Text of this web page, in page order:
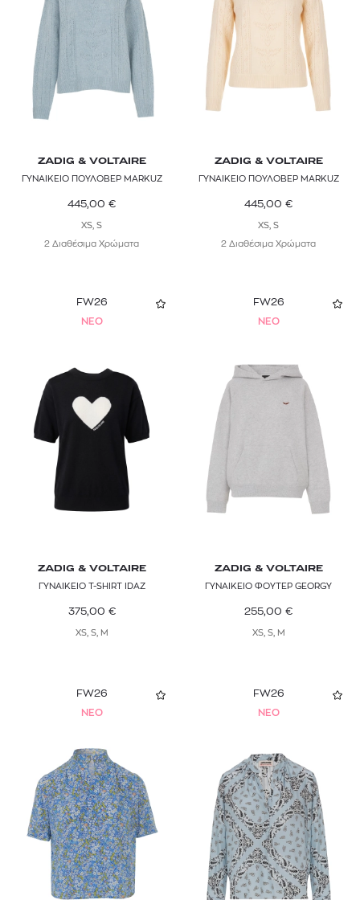
ZADIG & VOLTAIRE
ΓΥΝΑΙΚΕΙΟ ΠΟΥΛΟΒΕΡ MARKUZ
445,00 €
XS, S
2 Διαθέσιμα Χρώματα
ZADIG & VOLTAIRE
ΓΥΝΑΙΚΕΙΟ ΠΟΥΛΟΒΕΡ MARKUZ
445,00 €
XS, S
2 Διαθέσιμα Χρώματα
FW26
NEO
ZADIG & VOLTAIRE
ΓΥΝΑΙΚΕΙΟ T-SHIRT IDAZ
375,00 €
XS, S, M
FW26
NEO
ZADIG & VOLTAIRE
ΓΥΝΑΙΚΕΙΟ ΦΟΥΤΕΡ GEORGY
255,00 €
XS, S, M
FW26
NEO
FW26
NEO